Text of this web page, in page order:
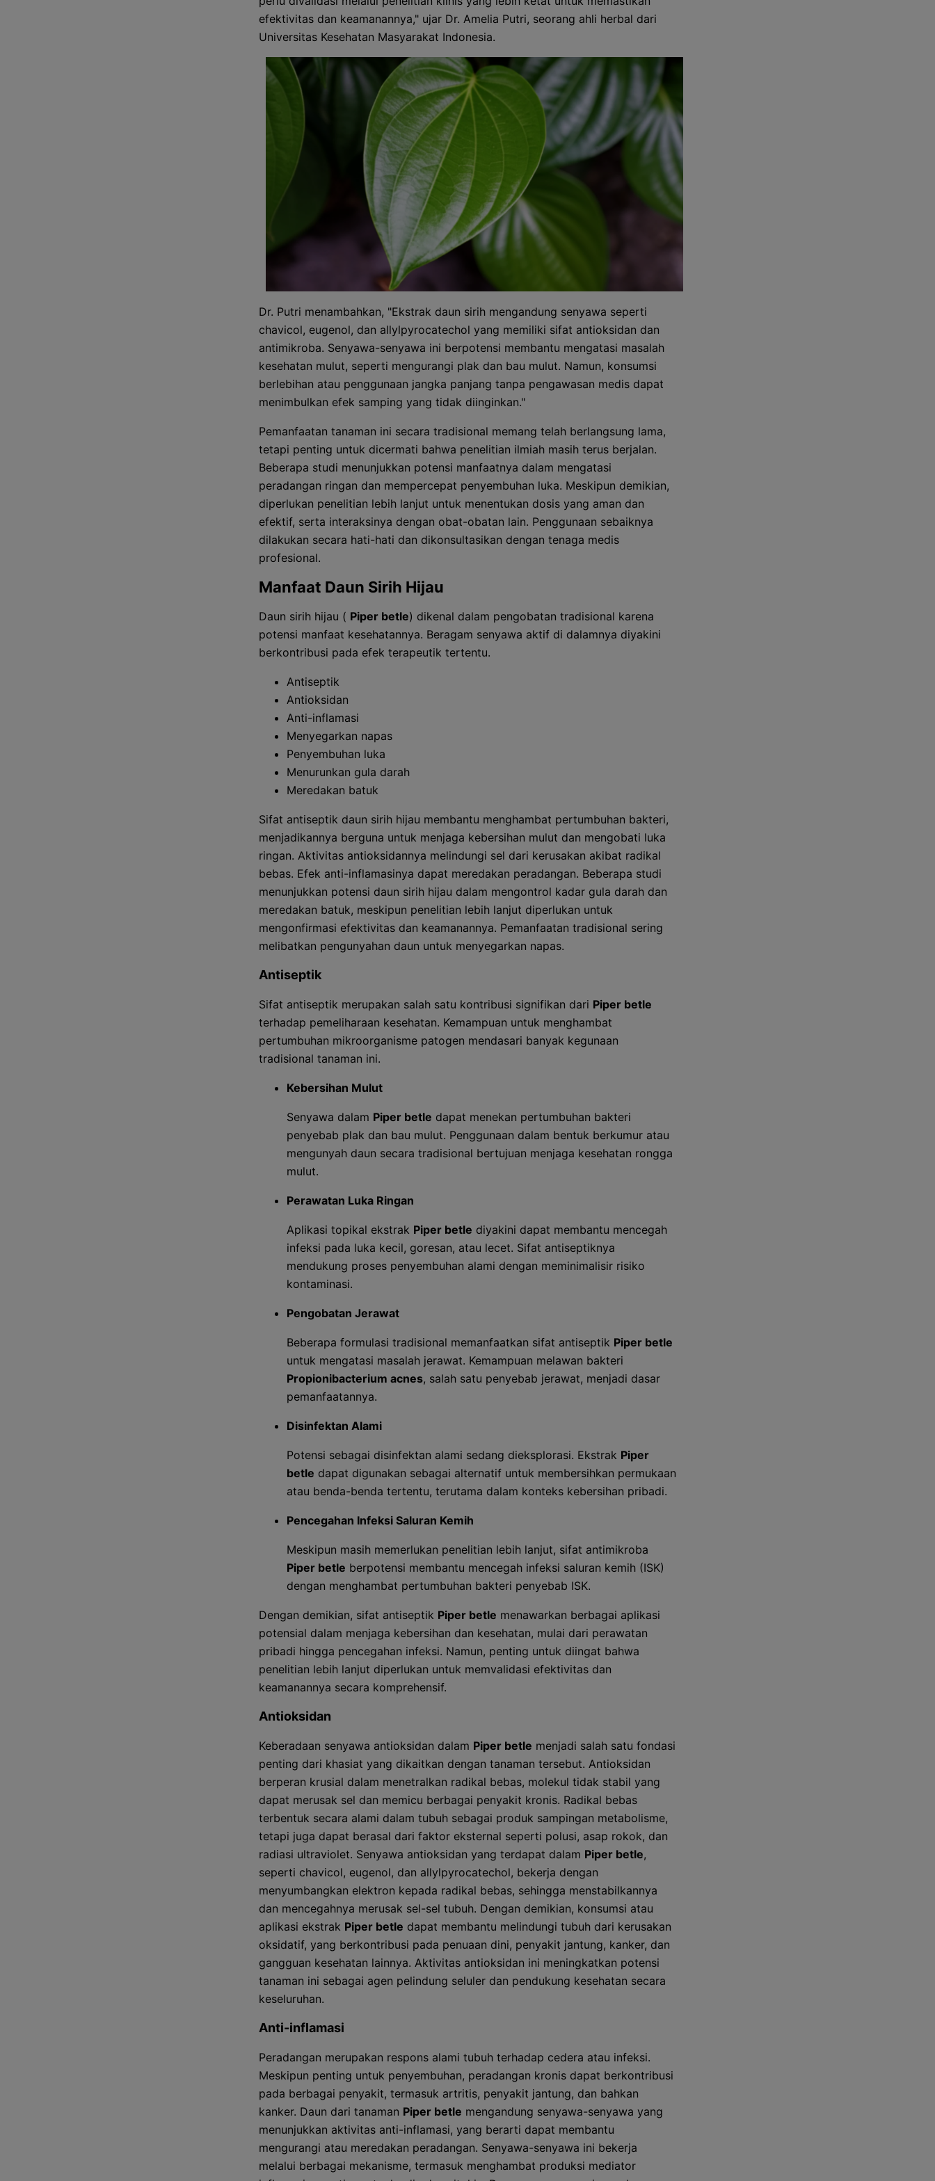
efektivitas dan keamanannya," ujar Dr. Amelia Putri, seorang ahli herbal dari
Universitas Kesehatan Masyarakat Indonesia.
Dr. Putri menambahkan, "Ekstrak daun sirih mengandung senyawa seperti
chavicol, eugenol, dan allylpyrocatechol yang memiliki sifat antioksidan dan
antimikroba. Senyawa-senyawa ini berpotensi membantu mengatasi masalah
kesehatan mulut, seperti mengurangi plak dan bau mulut. Namun, konsumsi
berlebihan atau penggunaan jangka panjang tanpa pengawasan medis dapat
menimbulkan efek samping yang tidak diinginkan."
Pemanfaatan tanaman ini secara tradisional memang telah berlangsung lama,
tetapi penting untuk dicermati bahwa penelitian ilmiah masih terus berjalan.
Beberapa studi menunjukkan potensi manfaatnya dalam mengatasi
peradangan ringan dan mempercepat penyembuhan luka. Meskipun demikian,
diperlukan penelitian lebih lanjut untuk menentukan dosis yang aman dan
efektif, serta interaksinya dengan obat-obatan lain. Penggunaan sebaiknya
dilakukan secara hati-hati dan dikonsultasikan dengan tenaga medis
profesional.
Manfaat Daun Sirih Hijau
Daun sirih hijau ( Piper betle) dikenal dalam pengobatan tradisional karena
potensi manfaat kesehatannya. Beragam senyawa aktif di dalamnya diyakini
berkontribusi pada efek terapeutik tertentu.
Antiseptik
Antioksidan
Anti-inflamasi
Menyegarkan napas
Penyembuhan luka
Menurunkan gula darah
Meredakan batuk
Sifat antiseptik daun sirih hijau membantu menghambat pertumbuhan bakteri,
menjadikannya berguna untuk menjaga kebersihan mulut dan mengobati luka
ringan. Aktivitas antioksidannya melindungi sel dari kerusakan akibat radikal
bebas. Efek anti-inflamasinya dapat meredakan peradangan. Beberapa studi
menunjukkan potensi daun sirih hijau dalam mengontrol kadar gula darah dan
meredakan batuk, meskipun penelitian lebih lanjut diperlukan untuk
mengonfirmasi efektivitas dan keamanannya. Pemanfaatan tradisional sering
melibatkan pengunyahan daun untuk menyegarkan napas.
Antiseptik
Sifat antiseptik merupakan salah satu kontribusi signifikan dari Piper betle
terhadap pemeliharaan kesehatan. Kemampuan untuk menghambat
pertumbuhan mikroorganisme patogen mendasari banyak kegunaan
tradisional tanaman ini.
Kebersihan Mulut
Senyawa dalam Piper betle dapat menekan pertumbuhan bakteri
penyebab plak dan bau mulut. Penggunaan dalam bentuk berkumur atau
mengunyah daun secara tradisional bertujuan menjaga kesehatan rongga
mulut.
Perawatan Luka Ringan
Aplikasi topikal ekstrak Piper betle diyakini dapat membantu mencegah
infeksi pada luka kecil, goresan, atau lecet. Sifat antiseptiknya
mendukung proses penyembuhan alami dengan meminimalisir risiko
kontaminasi.
Pengobatan Jerawat
Beberapa formulasi tradisional memanfaatkan sifat antiseptik Piper betle
untuk mengatasi masalah jerawat. Kemampuan melawan bakteri
Propionibacterium acnes, salah satu penyebab jerawat, menjadi dasar
pemanfaatannya.
Disinfektan Alami
Potensi sebagai disinfektan alami sedang dieksplorasi. Ekstrak Piper
betle dapat digunakan sebagai alternatif untuk membersihkan permukaan
atau benda-benda tertentu, terutama dalam konteks kebersihan pribadi.
Pencegahan Infeksi Saluran Kemih
Meskipun masih memerlukan penelitian lebih lanjut, sifat antimikroba
Piper betle berpotensi membantu mencegah infeksi saluran kemih (ISK)
dengan menghambat pertumbuhan bakteri penyebab ISK.
Dengan demikian, sifat antiseptik Piper betle menawarkan berbagai aplikasi
potensial dalam menjaga kebersihan dan kesehatan, mulai dari perawatan
pribadi hingga pencegahan infeksi. Namun, penting untuk diingat bahwa
penelitian lebih lanjut diperlukan untuk memvalidasi efektivitas dan
keamanannya secara komprehensif.
Antioksidan
Keberadaan senyawa antioksidan dalam Piper betle menjadi salah satu fondasi
penting dari khasiat yang dikaitkan dengan tanaman tersebut. Antioksidan
berperan krusial dalam menetralkan radikal bebas, molekul tidak stabil yang
dapat merusak sel dan memicu berbagai penyakit kronis. Radikal bebas
terbentuk secara alami dalam tubuh sebagai produk sampingan metabolisme,
tetapi juga dapat berasal dari faktor eksternal seperti polusi, asap rokok, dan
radiasi ultraviolet. Senyawa antioksidan yang terdapat dalam Piper betle,
seperti chavicol, eugenol, dan allylpyrocatechol, bekerja dengan
menyumbangkan elektron kepada radikal bebas, sehingga menstabilkannya
dan mencegahnya merusak sel-sel tubuh. Dengan demikian, konsumsi atau
aplikasi ekstrak Piper betle dapat membantu melindungi tubuh dari kerusakan
oksidatif, yang berkontribusi pada penuaan dini, penyakit jantung, kanker, dan
gangguan kesehatan lainnya. Aktivitas antioksidan ini meningkatkan potensi
tanaman ini sebagai agen pelindung seluler dan pendukung kesehatan secara
keseluruhan.
Anti-inflamasi
Peradangan merupakan respons alami tubuh terhadap cedera atau infeksi.
Meskipun penting untuk penyembuhan, peradangan kronis dapat berkontribusi
pada berbagai penyakit, termasuk artritis, penyakit jantung, dan bahkan
kanker. Daun dari tanaman Piper betle mengandung senyawa-senyawa yang
menunjukkan aktivitas anti-inflamasi, yang berarti dapat membantu
mengurangi atau meredakan peradangan. Senyawa-senyawa ini bekerja
melalui berbagai mekanisme, termasuk menghambat produksi mediator